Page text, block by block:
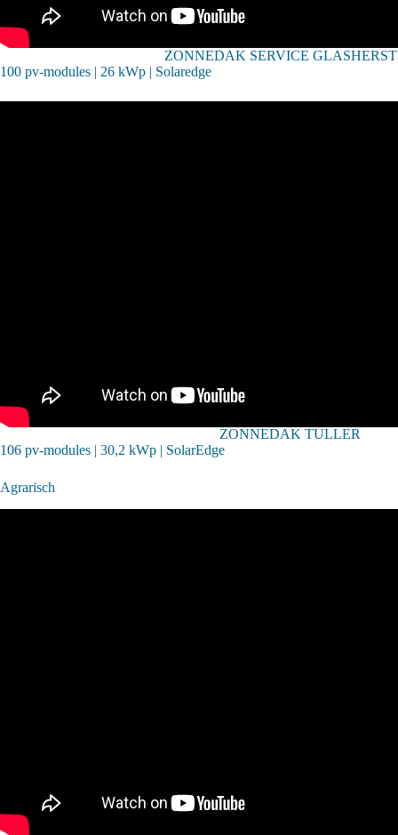
ZONNEDAK SERVICE
100 pv-modules | 26 kWp | Solaredge
ZONNEDAK TULLER
106 pv-modules | 30,2 kWp | SolarEdge
Agrarisch